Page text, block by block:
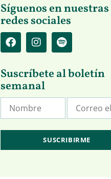
Síguenos en nuestras
redes sociales
Suscríbete al boletín
semanal